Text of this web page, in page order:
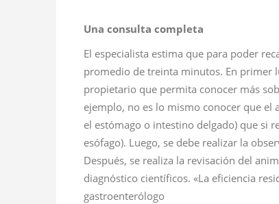
Una consulta completa
El especialista estima que para poder
promedio de treinta minutos. En primer
propietario que permita conocer más
ejemplo, no es lo mismo conocer que
el estómago o intestino delgado) que si
esófago). Luego, se debe realizar la
Después, se realiza la revisación del
diagnóstico científicos. «La eficiencia
gastroenterólogo